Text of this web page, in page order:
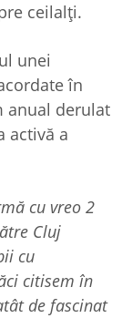
ceilalți.
unei
în
anual derulat
activă a
cu vreo 2
Cluj
cu
citisem în
de fascinat